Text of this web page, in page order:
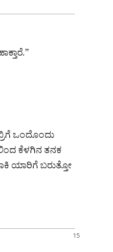
ಒಂದೊಂದು
ಕೆಳಗಿನ ತನಕ
ಯಾರಿಗೆ ಬರುತ್ತೋ